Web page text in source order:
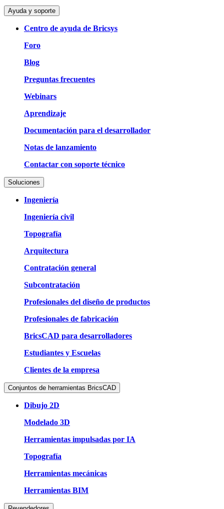
Ayuda y soporte
Centro de ayuda de Bricsys
Foro
Blog
Preguntas frecuentes
Webinars
Aprendizaje
Documentación para el desarrollador
Notas de lanzamiento
Contactar con soporte técnico
Soluciones
Ingeniería
Ingeniería civil
Topografía
Arquitectura
Contratación general
Subcontratación
Profesionales del diseño de productos
Profesionales de fabricación
BricsCAD para desarrolladores
Estudiantes y Escuelas
Clientes de la empresa
Conjuntos de herramientas BricsCAD
Dibujo 2D
Modelado 3D
Herramientas impulsadas por IA
Topografía
Herramientas mecánicas
Herramientas BIM